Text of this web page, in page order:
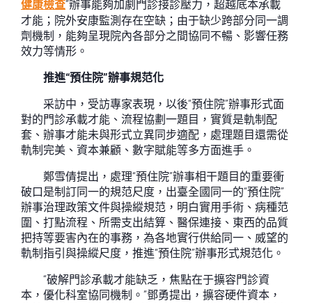
健康檢查”辦事能夠加劇門診接診壓力，超越底本承載
才能；院外安康監測存在空缺；由于缺少跨部分同一調
劑機制，能夠呈現院內各部分之間協同不暢、影響任務
效力等情形。
推進“預住院”辦事規范化
采訪中，受訪專家表現，以後“預住院”辦事形式面
對的門診承載才能、流程協劃一題目，實質是軌制配
套、辦事才能未與形式立異同步適配，處理題目還需從
軌制完美、資本兼顧、數字賦能等多方面進手。
鄭雪倩提出，處理“預住院”辦事相干題目的重要衝
破口是制訂同一的規范尺度，出臺全國同一的“預住院”
辦事治理政策文件與操縱規范，明白實用手術、病種范
圍、打點流程、所需支出結算、醫保連接、東西的品質
把持等要害內在的事務，為各地實行供給同一、威望的
軌制指引與操縱尺度，推進“預住院”辦事形式規范化。
“破解門診承載才能缺乏，焦點在于擴容門診資
本，優化科室協同機制。”鄧勇提出，擴容硬件資本，